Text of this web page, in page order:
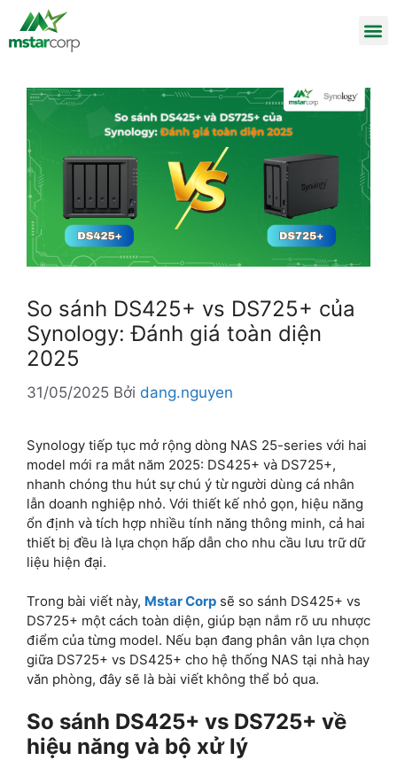
So sánh DS425+ vs DS725+ của
Synology: Đánh giá toàn diện
2025
31/05/2025 Bởi dang.nguyen
Synology tiếp tục mở rộng dòng NAS 25-series với hai
model mới ra mắt năm 2025: DS425+ và DS725+,
nhanh chóng thu hút sự chú ý từ người dùng cá nhân
lẫn doanh nghiệp nhỏ. Với thiết kế nhỏ gọn, hiệu năng
ổn định và tích hợp nhiều tính năng thông minh, cả hai
thiết bị đều là lựa chọn hấp dẫn cho nhu cầu lưu trữ dữ
liệu hiện đại.
Trong bài viết này, Mstar Corp sẽ so sánh DS425+ vs
DS725+ một cách toàn diện, giúp bạn nắm rõ ưu nhược
điểm của từng model. Nếu bạn đang phân vân lựa chọn
giữa DS725+ vs DS425+ cho hệ thống NAS tại nhà hay
văn phòng, đây sẽ là bài viết không thể bỏ qua.
So sánh DS425+ vs DS725+ về
hiệu năng và bộ xử lý